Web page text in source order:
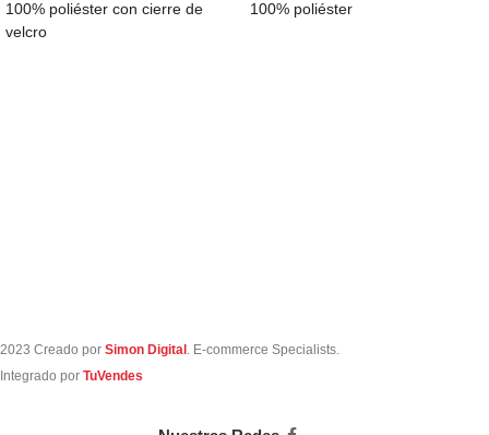
100% poliéster con cierre de
velcro
100% poliéster
2023 Creado por Simon Digital . E-commerce Specialists.
Integrado por TuVendes